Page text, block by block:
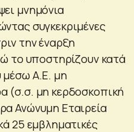
μνημόνια
συγκεκριμένες
την έναρξη
το υποστηρίζουν κατά
μέσω Α.Ε. μη
(σ.σ. μη κερδοσκοπική
Ανώνυμη Εταιρεία
25 εμβληματικές